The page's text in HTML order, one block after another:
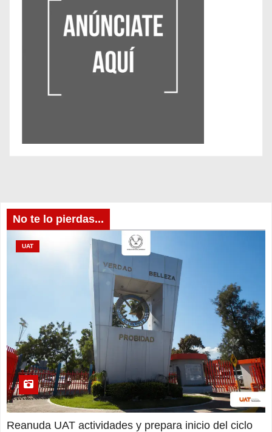
No te lo pierdas...
UAT
Reanuda UAT actividades y prepara inicio del ciclo